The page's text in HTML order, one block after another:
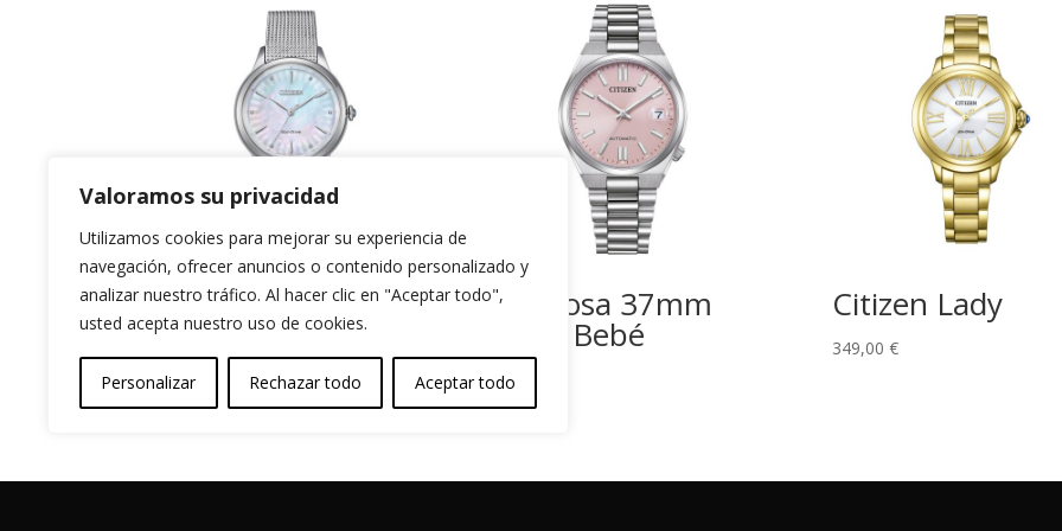
Valoramos su privacidad
Utilizamos cookies para mejorar su experiencia de
navegación, ofrecer anuncios o contenido personalizado y
analizar nuestro tráfico. Al hacer clic en "Aceptar todo",
usted acepta nuestro uso de cookies.
Personalizar Rechazar todo Aceptar todo
Citizen Lady Tsuyosa 37mm
Rosa Bebé
299,00
Citizen Lady
349,00 €